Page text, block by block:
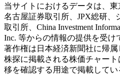
当サイトにおけるデータは、東
名古屋証券取引所、JPX総研、
取引所、China Investment
Inc. 等からの情報の提供を受
著作権は日本経済新聞社に帰属
株探に掲載される株価チャー
移を確認する用途で掲載して